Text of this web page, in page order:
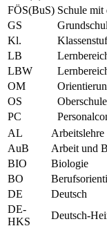
FÖS(BuS) Schule mit
GS
Kl.
LB
LBW
OM
OS
Oberschule
PC
AL
Arbeitslehre
AuB
Arbeit und
BIO
Biologie
BO
DE
Deutsch
DE-
HKS
Deutsch-